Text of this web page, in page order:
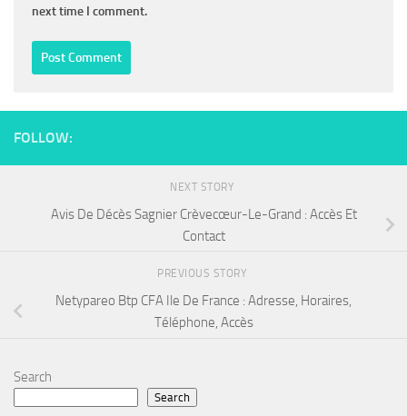
next time I comment.
FOLLOW:
NEXT STORY
Avis De Décès Sagnier Crèvecœur-Le-Grand : Accès Et
Contact
PREVIOUS STORY
Netypareo Btp CFA Ile De France : Adresse, Horaires,
Téléphone, Accès
Search
Search